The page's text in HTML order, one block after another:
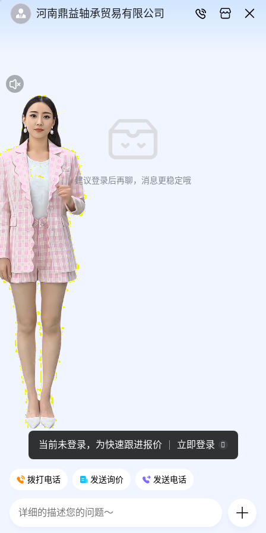
河南鼎益轴承贸易有限公司
建议登录后再聊，消息更稳定哦
拨打电话 发送询价 发送电话
当前未登录，为快速跟进报价 立即登录